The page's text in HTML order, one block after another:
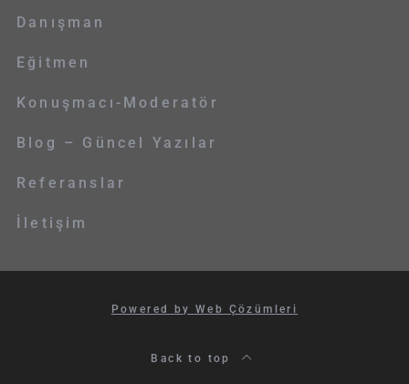
Danışman
Eğitmen
Konuşmacı-Moderatör
Blog – Güncel Yazılar
Referanslar
İletişim
Powered by Web Çözümleri
Back to top